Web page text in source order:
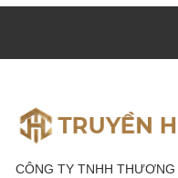
CÔNG TY TNHH